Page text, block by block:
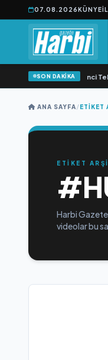
07.08.2026KÜNYE
SON DAKİKA
Yonca Samlı ‘dan İkinci
ANA SAYFA/ETIKET
ETİKET
Harbi
videolar bu